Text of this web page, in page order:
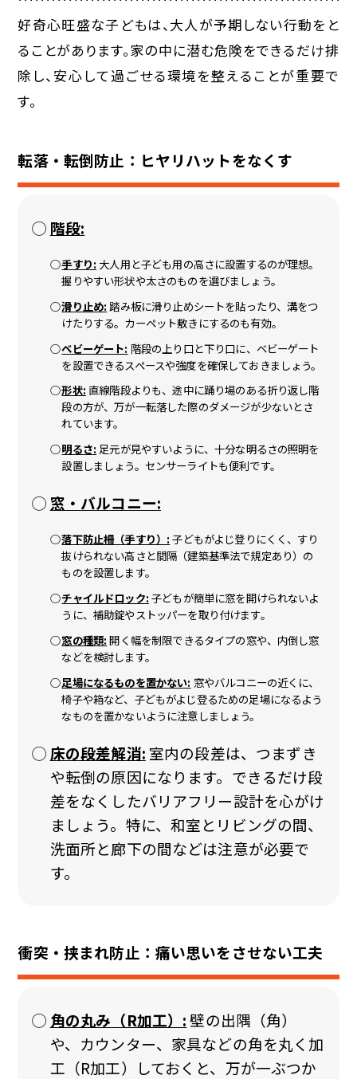
好奇心旺盛な子どもは、大人が予期しない行動をと
ることがあります。家の中に潜む危険をできるだけ排
除し、安心して過ごせる環境を整えることが重要で
す。
転落・転倒防止：ヒヤリハットをなくす
階段:
手すり: 大人用と子ども用の高さに設置するのが理想。
握りやすい形状や太さのものを選びましょう。
滑り止め: 踏み板に滑り止めシートを貼ったり、溝をつ
けたりする。カーペット敷きにするのも有効。
ベビーゲート: 階段の上り口と下り口に、ベビーゲート
を設置できるスペースや強度を確保しておきましょう。
形状: 直線階段よりも、途中に踊り場のある折り返し階
段の方が、万が一転落した際のダメージが少ないとさ
れています。
明るさ: 足元が見やすいように、十分な明るさの照明を
設置しましょう。センサーライトも便利です。
窓・バルコニー:
落下防止柵（手すり）: 子どもがよじ登りにくく、すり
抜けられない高さと間隔（建築基準法で規定あり）の
ものを設置します。
チャイルドロック: 子どもが簡単に窓を開けられないよ
うに、補助錠やストッパーを取り付けます。
窓の種類: 開く幅を制限できるタイプの窓や、内倒し窓
などを検討します。
足場になるものを置かない: 窓やバルコニーの近くに、
椅子や箱など、子どもがよじ登るための足場になるよう
なものを置かないように注意しましょう。
床の段差解消: 室内の段差は、つまずき
や転倒の原因になります。できるだけ段
差をなくしたバリアフリー設計を心がけ
ましょう。特に、和室とリビングの間、
洗面所と廊下の間などは注意が必要で
す。
衝突・挟まれ防止：痛い思いをさせない工夫
角の丸み（R加工）:壁の出隅（角）
や、カウンター、家具などの角を丸く加
工（R加工）しておくと、万が一ぶつか